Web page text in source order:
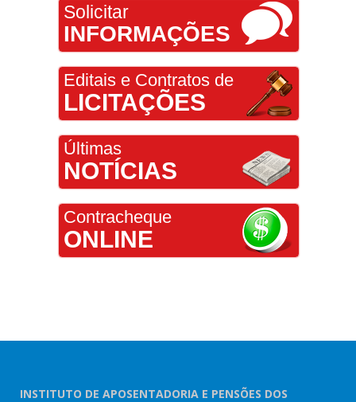
Solicitar
INFORMAÇÕES
Editais e Contratos de
LICITAÇÕES
Últimas
NOTÍCIAS
Contracheque
ONLINE
INSTITUTO DE APOSENTADORIA E PENSÕES DOS